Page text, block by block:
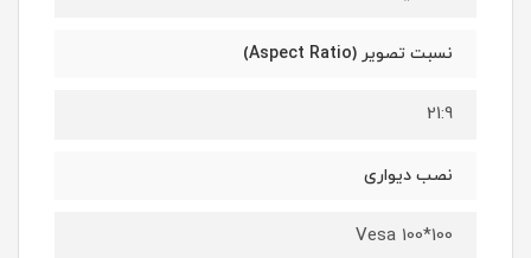
نسبت تصویر (Aspect Ratio)
21:9
نصب دیواری
Vesa 100*100